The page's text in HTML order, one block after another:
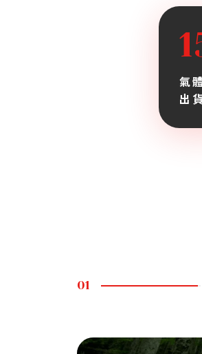
氣
出
浮標、充氣擔架
02